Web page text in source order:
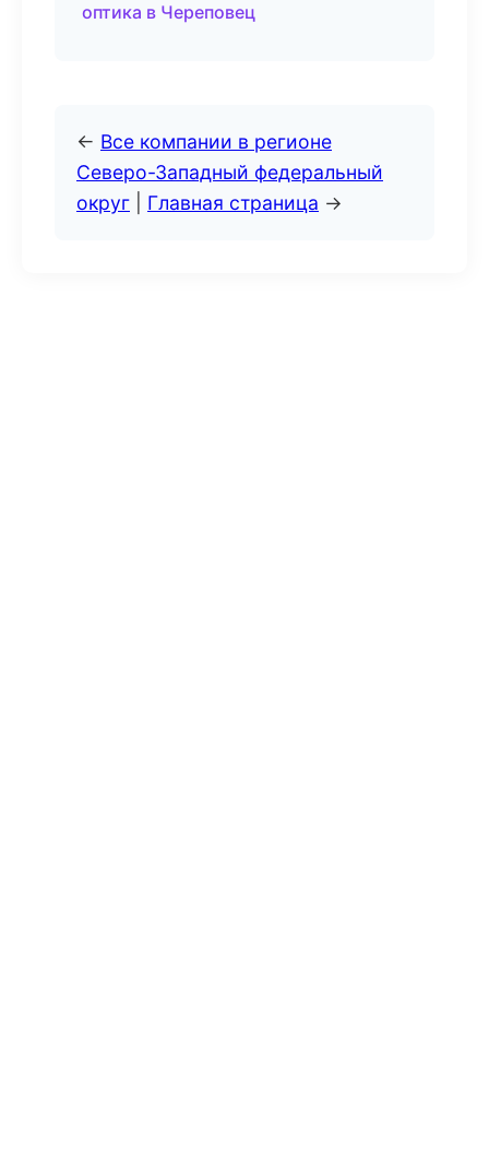
оптика в Череповец
← Все компании в регионе
Северо-Западный федеральный
округ
Главная страница →